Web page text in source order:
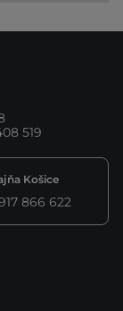
519
Košice
866 622